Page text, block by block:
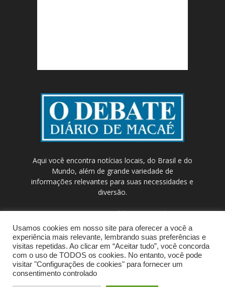
Aqui você encontra notícias locais, do Brasil e do
Mundo, além de grande variedade de
informações relevantes para suas necessidades e
diversão.
Contato:contato@odebateon.com.br /
comercia@odebateon.com.br
Usamos cookies em nosso site para oferecer a você a
experiência mais relevante, lembrando suas preferências e
visitas repetidas. Ao clicar em “Aceitar tudo”, você concorda
com o uso de TODOS os cookies. No entanto, você pode
visitar "Configurações de cookies" para fornecer um
consentimento controlado